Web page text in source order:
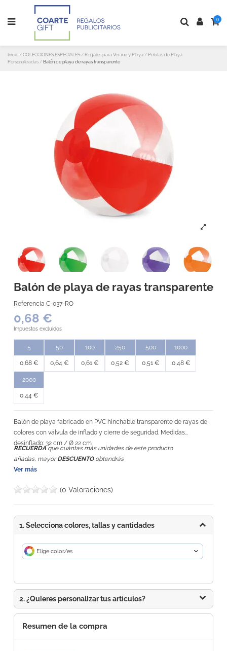
0
Inicio COLECCIONES ESPECIALES Regalos para Verano y Playa
Pelotas de Playa
Personalizadas
Balón de playa de rayas transparente
Balón de playa de rayas transparente
Referencia C-037-RO
0,68 €
Impuestos excluidos
5
0,68 €
50
0,64 €
100
0,61 €
250
0,52 €
500
0,51 €
1000
0,48 €
2000
0,44 €
Balón de playa fabricado en PVC hinchable transparente de rayas de
colores con válvula de inflado y cierre de seguridad. Medidas
desinflado: 32 cm / Ø 22 cm
RECUERDAque cuántas más unidades de este producto
añadas, mayorDESCUENTOobtendrás
Ver más
(0 Valoraciones)
1. Selecciona colores, tallas y cantidades
Elige color/es
2. ¿Quieres personalizar tus artículos?
Resumen de la compra